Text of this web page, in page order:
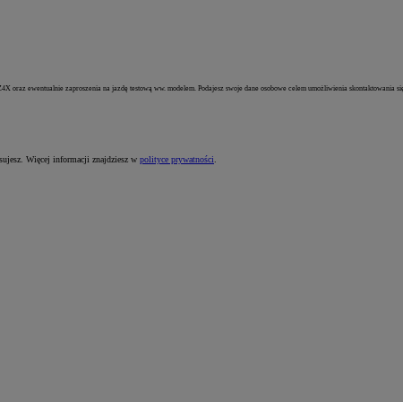
oraz ewentualnie zaproszenia na jazdę testową ww. modelem. Podajesz swoje dane osobowe celem umożliwienia
Więcej informacji znajdziesz w polityce prywatności.